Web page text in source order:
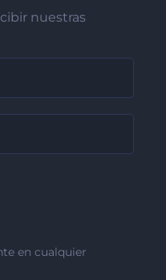
nuestras
en cualquier